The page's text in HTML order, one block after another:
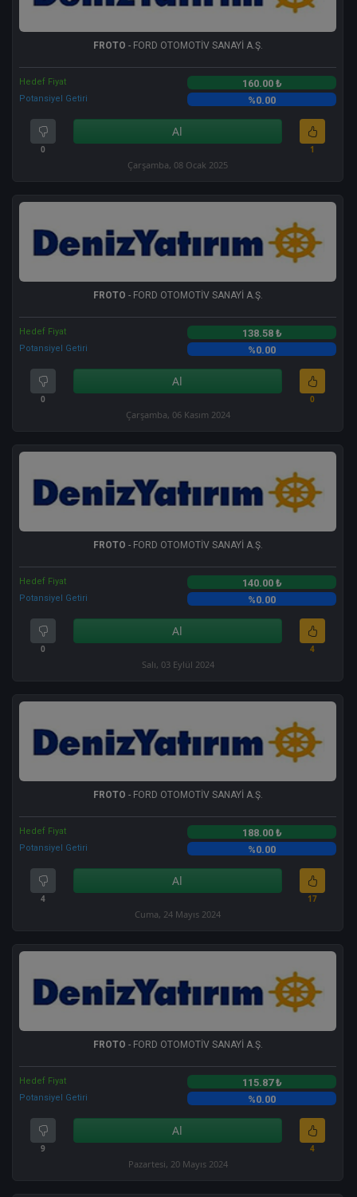
FROTO - FORD OTOMOTİV SANAYİ A.Ş.
Hedef Fiyat 160.00 ₺
Potansiyel Getiri %0.00
0
Al
1
Çarşamba, 08 Ocak 2025
FROTO - FORD OTOMOTİV SANAYİ A.Ş.
Hedef Fiyat 138.58 ₺
Potansiyel Getiri %0.00
0
Al
0
Çarşamba, 06 Kasım 2024
FROTO - FORD OTOMOTİV SANAYİ A.Ş.
Hedef Fiyat 140.00 ₺
Potansiyel Getiri %0.00
0
Al
4
Salı, 03 Eylül 2024
FROTO - FORD OTOMOTİV SANAYİ A.Ş.
Hedef Fiyat 188.00 ₺
Potansiyel Getiri %0.00
4
Al
17
Cuma, 24 Mayıs 2024
FROTO - FORD OTOMOTİV SANAYİ A.Ş.
Hedef Fiyat 115.87 ₺
Potansiyel Getiri %0.00
9
Al
4
Pazartesi, 20 Mayıs 2024